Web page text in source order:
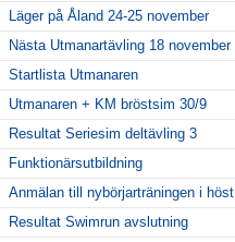
Läger på Åland 24-25 november
Nästa Utmanartävling 18 november
Startlista Utmanaren
Utmanaren + KM bröstsim 30/9
Resultat Seriesim deltävling 3
Funktionärsutbildning
Anmälan till nybörjarträningen i höst
Resultat Swimrun avslutning